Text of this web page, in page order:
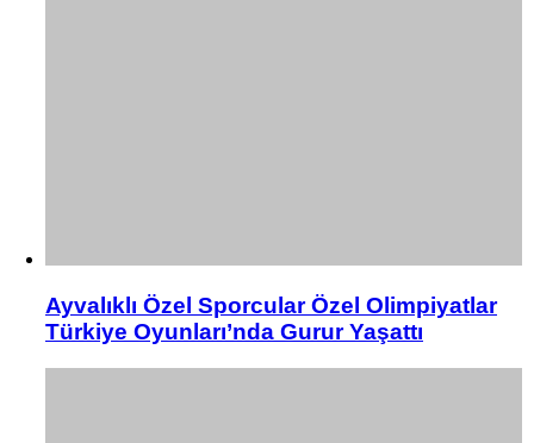
Ayvalıklı Özel Sporcular Özel Olimpiyatlar
Türkiye Oyunları’nda Gurur Yaşattı